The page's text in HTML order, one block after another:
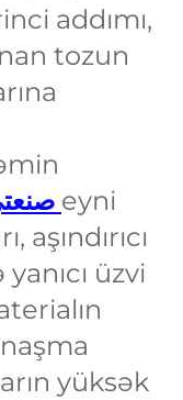
addımı,
tozun
eyni
aşındırıcı
üzvi
yüksək